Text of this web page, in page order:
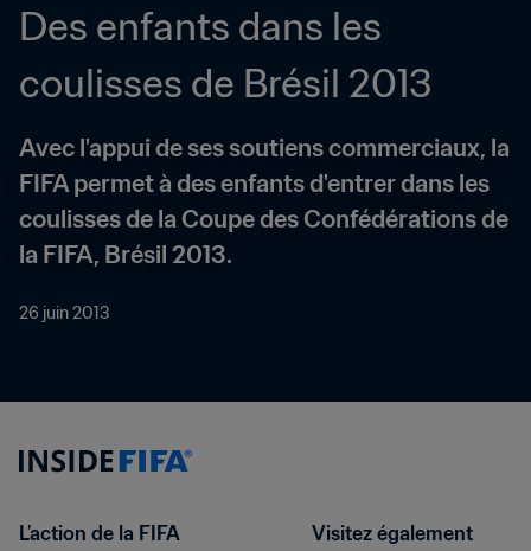
Des enfants dans les
coulisses de Brésil 2013
Avec l'appui de ses soutiens commerciaux, la
FIFA permet à des enfants d'entrer dans les
coulisses de la Coupe des Confédérations de
la FIFA, Brésil 2013.
26 juin 2013
L’action de la FIFA
Visitez également